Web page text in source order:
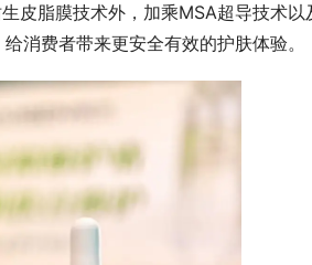
皮脂膜技术外，加乘MSA超导技术以
消费者带来更安全有效的护肤体验。